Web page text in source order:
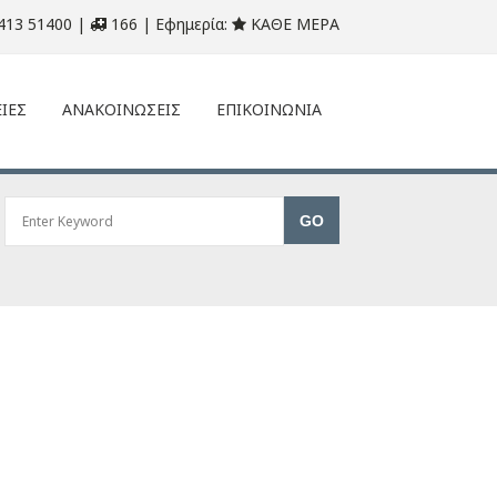
51400 | 166 | Εφημερία: ΚΑΘΕ ΜΕΡΑ
ΑΝΑΚΟΙΝΩΣΕΙΣ ΕΠΙΚΟΙΝΩΝΙΑ